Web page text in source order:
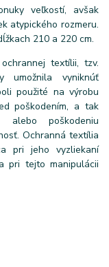
veľkostí, avšak
atypického rozmeru.
210 a 220 cm.
textílii, tzv.
vyniknúť
použité na výrobu
poškodením, a tak
alebo poškodeniu
Ochranná textília
pri jeho vyzliekaní
pri tejto manipulácii